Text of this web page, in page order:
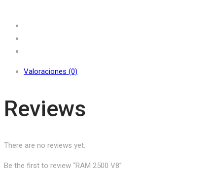
Valoraciones (0)
Reviews
There are no reviews yet.
Be the first to review “RAM 2500 V8”